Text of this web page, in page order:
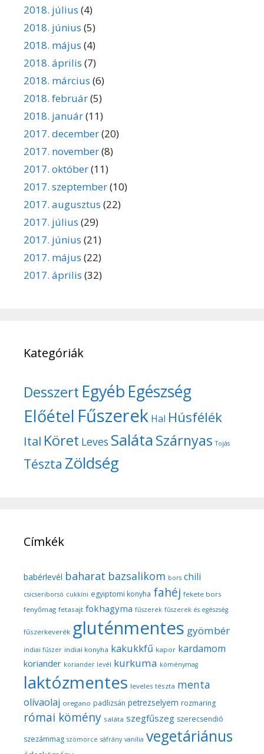
2018. július (4)
2018. június (5)
2018. május (4)
2018. április (7)
2018. március (6)
2018. február(5)
2018. január(11)
2017. december(20)
2017. november(8)
2017. október(11)
2017. szeptember(10)
2017. augusztus (22)
2017. július (29)
2017. június (21)
2017. május (22)
2017. április (32)
Kategóriák
Desszert Egyéb Egészség
Előétel Fűszerek Hal Húsfélék
Ital Köret Leves SalátaSzárnyas Tojás
Tészta Zöldség
Címkék
babérlevél baharat bazsalikom bors chili
csicseriborsó cukkíni egyiptomi konyha fahéj fekete bors
fenyőmag fetasajt fokhagyma fűszerek fűszerek és egészség
fűszerkeverék gluténmentes gyömbér
indiai fűszer indiai konyha kakukkfű kapor kardamom
koriander koriander levél kurkuma köménymag
laktózmentes leveles tészta menta
olívaolaj oregano padlizsán petrezselyem rozmaring
római kömény saláta szegfűszeg szerecsendió
szezámmag szömörce sáfrány vanília vegetáriánus